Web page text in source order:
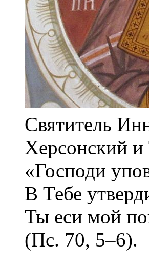
Святитель
Херсонский и
«Господи
В Тебе
Ты ecи мой
(Пс. 70, 5–6).